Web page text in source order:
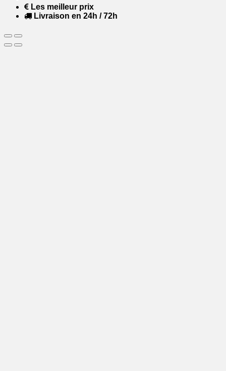
Les meilleur prix
Livraison en 24h / 72h